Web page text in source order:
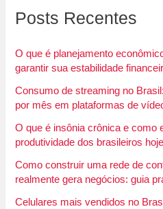
Posts Recentes
O que é planejamento
garantir sua estabilidade
Consumo de streaming no
por mês em plataformas de
O que é insônia crônica e como
produtividade dos brasileiros hoje
Como construir uma rede de
realmente gera negócios: guia
Celulares mais vendidos no